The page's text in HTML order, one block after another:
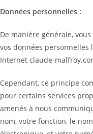
Données personnelles :
De manière générale,
vos données personnelles
Internet claude-
Cependant, ce principe
pour certains services
amenés à nous
nom, votre fonction, le